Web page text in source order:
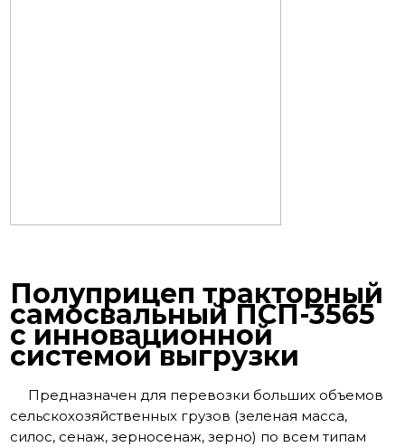
Полуприцеп тракторный
самосвальный ПСП-3565
с инновационной
системой выгрузки
Предназначен для перевозки больших объемов
сельскохозяйственных грузов (зеленая масса,
силос, сенаж, зерносенаж, зерно) по всем типам